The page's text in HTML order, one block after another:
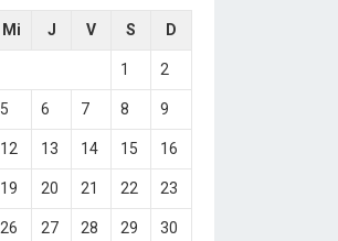
Mi J V S D
1 2
5 6 7 8 9
12 13 14 15 16
19 20 21 22 23
26 27 28 29 30